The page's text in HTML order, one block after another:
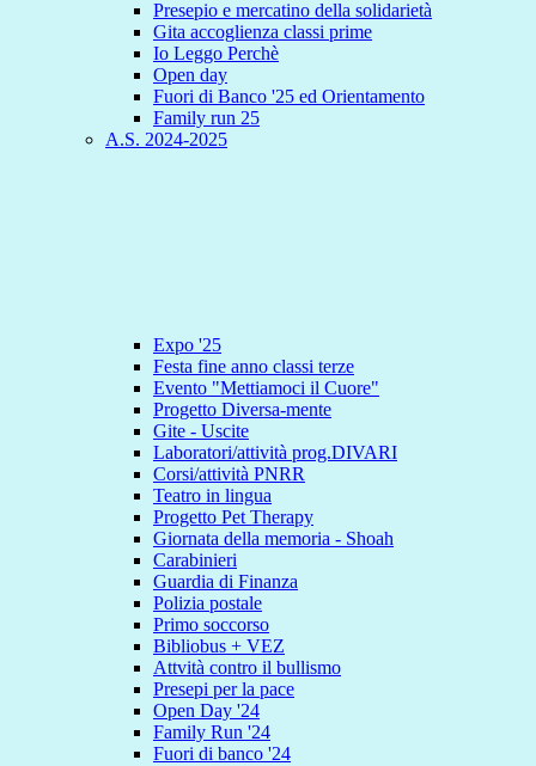
Presepio e mercatino della solidarietà
Gita accoglienza classi prime
Io Leggo Perchè
Open day
Fuori di Banco '25 ed Orientamento
Family run 25
A.S. 2024-2025
Expo '25
Festa fine anno classi terze
Evento "Mettiamoci il Cuore"
Progetto Diversa-mente
Gite - Uscite
Laboratori/attività prog.DIVARI
Corsi/attività PNRR
Teatro in lingua
Progetto Pet Therapy
Giornata della memoria - Shoah
Carabinieri
Guardia di Finanza
Polizia postale
Primo soccorso
Bibliobus + VEZ
Attvità contro il bullismo
Presepi per la pace
Open Day '24
Family Run '24
Fuori di banco '24